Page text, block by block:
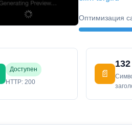
Оптимизация
Доступен
HTTP: 200
📄
132